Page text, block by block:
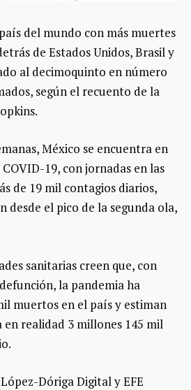
del mundo con más muertes
de Estados Unidos, Brasil y
al decimoquinto en número
según el recuento de la
México se encuentra en
19, con jornadas en las
de 19 mil contagios diarios,
desde el pico de la segunda ola,
sanitarias creen que, con
la pandemia ha
muertos en el país y estiman
en realidad 3 millones 145 mil
Dóriga Digital y EFE